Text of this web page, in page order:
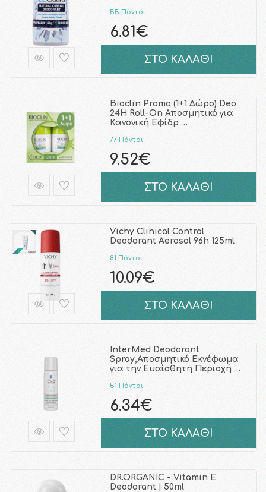
55 Πόντοι
6.81€
ΣΤΟ ΚΑΛΑΘΙ
Bioclin Promo (1+1 Δώρο) Deo
24H Roll-On Αποσμητικό για
Κανονική Εφίδρ …
77 Πόντοι
9.52€
ΣΤΟ ΚΑΛΑΘΙ
Vichy Clinical Control
Deodorant Aerosol 96h 125ml
81 Πόντοι
10.09€
ΣΤΟ ΚΑΛΑΘΙ
InterMed Deodorant
Spray,Αποσμητικό Εκνέφωμα
για την Ευαίσθητη Περιοχή …
51 Πόντοι
6.34€
ΣΤΟ ΚΑΛΑΘΙ
DR.ORGANIC - Vitamin E
Deodorant | 50ml